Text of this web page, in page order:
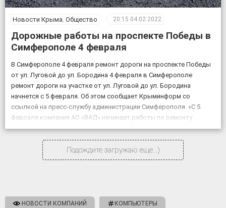
Новости Крыма Общество 20:15 04.02.2022
Дорожные работы на проспекте Победы в
Симферополе 4 февраля
В Симферополе 4 февраля ремонт дороги на проспекте Победы
от ул. Луговой до ул. Бородина 4 февраля в Симферополе
ремонт дороги на участке от ул. Луговой до ул. Бородина
начнется с 5 февраля. Об этом сообщает Крыминформ со
ссылкой на пресс-службу администрации Симферополя. «С 5
февраля компания АО «ВАД» начинает работы по ремонту
объекта «Дублирующий […]
Подождите загружаю еще...)
НОВОСТИ КОМПАНИЙ КОМПЬЮТЕРЫ